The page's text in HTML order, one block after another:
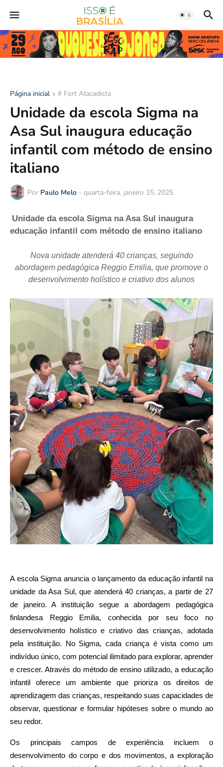
Página inicial # Fort Atacadista
Unidade da escola Sigma na
Asa Sul inaugura educação
infantil com método de ensino
italiano
Por Paulo Melo - quarta-feira, janeiro 15, 2025
Unidade da escola Sigma na Asa Sul inaugura
educação infantil com método de ensino italiano
Nova unidade atenderá 40 crianças, seguindo
abordagem pedagógica Reggio Emilia, que promove o
desenvolvimento holístico e criativo dos alunos
A escola Sigma anuncia o lançamento da educação infantil na
unidade da Asa Sul, que atenderá 40 crianças, a partir de 27
de janeiro. A instituição segue a abordagem pedagógica
finlandesa Reggio Emilia, conhecida por seu foco no
desenvolvimento holístico e criativo das crianças, adotada
pela instituição. No Sigma, cada criança é vista como um
indivíduo único, com potencial ilimitado para explorar, aprender
e crescer. Através do método de ensino utilizado, a educação
infantil oferece um ambiente que prioriza os direitos de
aprendizagem das crianças, respeitando suas capacidades de
observar, questionar e formular hipóteses sobre o mundo ao
seu redor.
Os principais campos de experiência incluem o
desenvolvimento do corpo e dos movimentos, a exploração